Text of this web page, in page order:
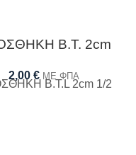
Β.Τ. 2cm
2,00 € ΜΕ ΦΠΑ
Β.Τ.L 2cm 1/2